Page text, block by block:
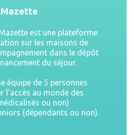
Mazette
est une plateforme
sur les maisons de
dans le dépôt
du séjour.
équipe de 5 personnes
l'accès au monde des
ou non)
(dépendants ou non).